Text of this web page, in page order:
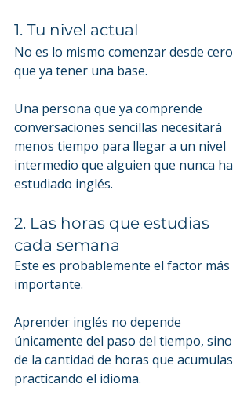
1. Tu nivel actual
No es lo mismo comenzar desde cero
que ya tener una base.
Una persona que ya comprende
conversaciones sencillas necesitará
menos tiempo para llegar a un nivel
intermedio que alguien que nunca ha
estudiado inglés.
2. Las horas que estudias
cada semana
Este es probablemente el factor más
importante.
Aprender inglés no depende
únicamente del paso del tiempo, sino
de la cantidad de horas que acumulas
practicando el idioma.